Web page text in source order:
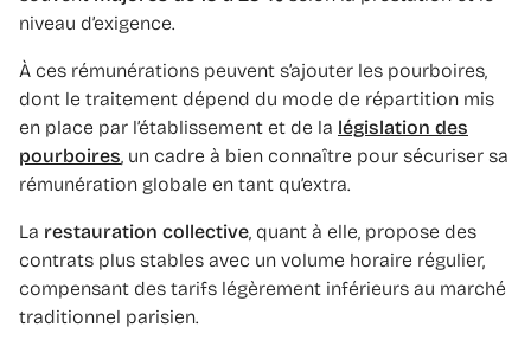
niveau d’exigence.
À ces rémunérations peuvent s’ajouter les pourboires,
dont le traitement dépend du mode de répartition mis
en place par l’établissement et de la législation des
pourboires , un cadre à bien connaître pour sécuriser sa
rémunération globale en tant qu’extra.
La restauration collective , quant à elle, propose des
contrats plus stables avec un volume horaire régulier,
compensant des tarifs légèrement inférieurs au marché
traditionnel parisien.